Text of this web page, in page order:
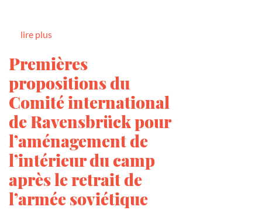
lire plus
Premières
propositions du
Comité international
de Ravensbrück pour
l’aménagement de
l’intérieur du camp
après le retrait de
l’armée soviétique